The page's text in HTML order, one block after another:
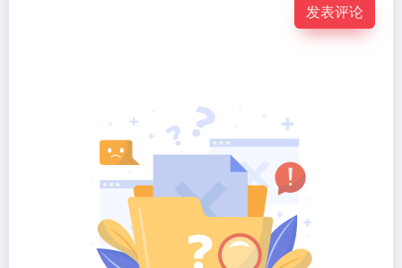
发表评论